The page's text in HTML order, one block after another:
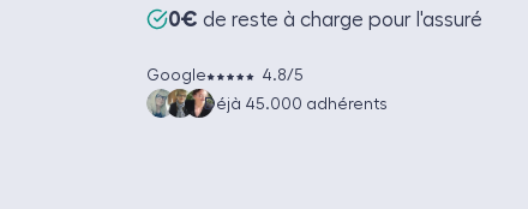
0€ de reste à charge pour l'assuré
Google
4.8/5
Déjà 45.000 adhérents